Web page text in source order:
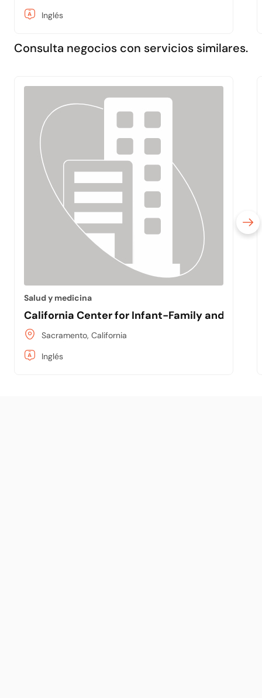
Inglés
Consulta negocios con servicios similares.
Salud y medicina
California Center for Infant-Family and Early
Sacramento, California
Inglés